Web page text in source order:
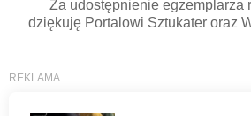
Za udostępnienie egzemplarza
dziękuję Portalowi Sztukater oraz